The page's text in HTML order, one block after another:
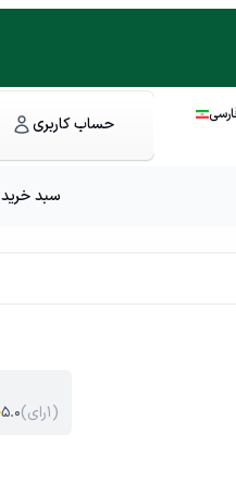
حساب کاربری
سبد خرید
۵.۰( ۱رای )